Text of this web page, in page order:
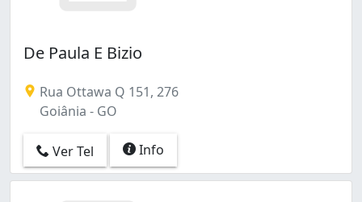
De Paula E Bizio
Rua Ottawa Q 151, 276
Goiânia - GO
Ver Tel Info